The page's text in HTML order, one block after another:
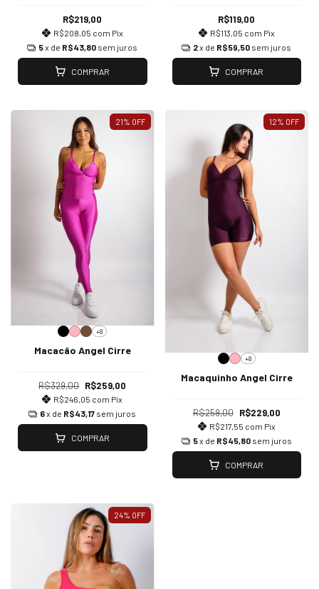
R$219,00
R$208,05 com Pix
5x de R$43,80 sem juros
COMPRAR
R$119,00
R$113,05 com Pix
2x de R$59,50 sem juros
COMPRAR
21% OFF
+8
Macacão Angel Cirre
R$329,00 R$259,00
R$246,05 com Pix
6x de R$43,17 sem juros
COMPRAR
12% OFF
+8
Macaquinho Angel Cirre
R$259,00 R$229,00
R$217,55 com Pix
5x de R$45,80 sem juros
COMPRAR
24% OFF